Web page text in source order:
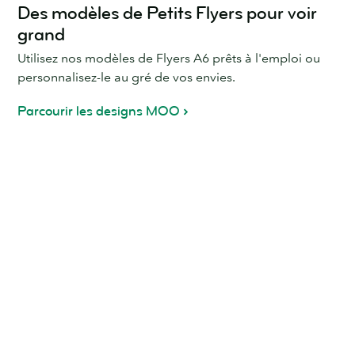
Des modèles de Petits Flyers pour voir
grand
Utilisez nos modèles de Flyers A6 prêts à l'emploi ou
personnalisez-le au gré de vos envies.
Parcourir les designs MOO